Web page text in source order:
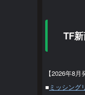
TF
【2026年8月
■ ミッシング